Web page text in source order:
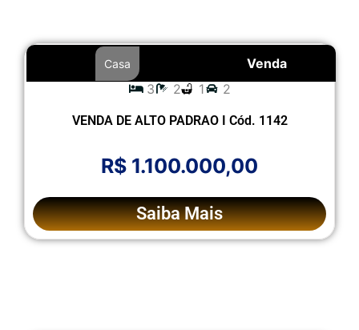
Venda
Casa
3 2 1 2
VENDA DE ALTO PADRAO I Cód. 1142
R$ 1.100.000,00
Saiba Mais